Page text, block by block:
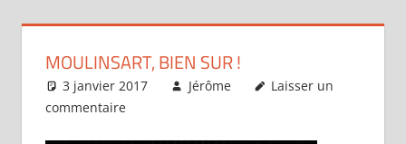
MOULINSART, BIEN SUR !
3 janvier 2017 Jérôme
Laisser un
commentaire